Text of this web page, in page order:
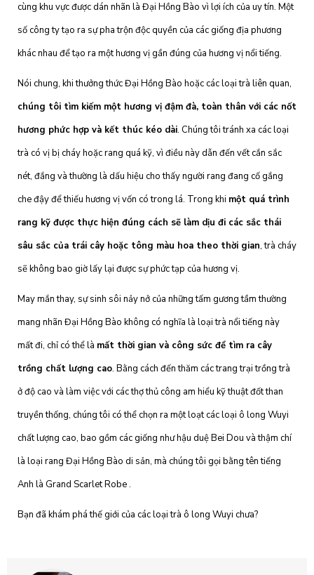
cùng khu vực được dán nhãn là Đại Hồng Bào vì lợi ích của uy tín. Một
số công ty tạo ra sự pha trộn độc quyền của các giống địa phương
khác nhau để tạo ra một hương vị gần đúng của hương vị nổi tiếng.
Nói chung, khi thưởng thức Đại Hồng Bào hoặc các loại trà liên quan,
chúng tôi tìm kiếm một hương vị đậm đà, toàn thân với các nốt
hương phức hợp và kết thúc kéo dài. Chúng tôi tránh xa các loại
trà có vị bị cháy hoặc rang quá kỹ, vì điều này dẫn đến vết cắn sắc
nét, đắng và thường là dấu hiệu cho thấy người rang đang cố gắng
che đậy để thiếu hương vị vốn có trong lá. Trong khi một quá trình
rang kỹ được thực hiện đúng cách sẽ làm dịu đi các sắc thái
sâu sắc của trái cây hoặc tông màu hoa theo thời gian, trà cháy
sẽ không bao giờ lấy lại được sự phức tạp của hương vị.
May mắn thay, sự sinh sôi nảy nở của những tấm gương tầm thường
mang nhãn Đại Hồng Bào không có nghĩa là loại trà nổi tiếng này
mất đi, chỉ có thể là mất thời gian và công sức để tìm ra cây
trồng chất lượng cao. Bằng cách đến thăm các trang trại trồng trà
ở độ cao và làm việc với các thợ thủ công am hiểu kỹ thuật đốt than
truyền thống, chúng tôi có thể chọn ra một loạt các loại ô long Wuyi
chất lượng cao, bao gồm các giống như hậu duệBei Dou và thậm chí
là loại rang Đại Hồng Bào di sản, mà chúng tôi gọi bằng tên tiếng
Anh là Grand Scarlet Robe.
Bạn đã khám phá thế giới của các loại trà ô long Wuyi chưa?